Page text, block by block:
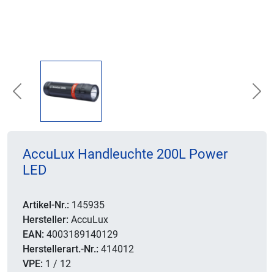
Previous
AccuLux Handleuchte 200L Power
LED
Artikel-Nr.: 145935
Hersteller: AccuLux
EAN: 4003189140129
Herstellerart.-Nr.: 414012
VPE: 1 / 12